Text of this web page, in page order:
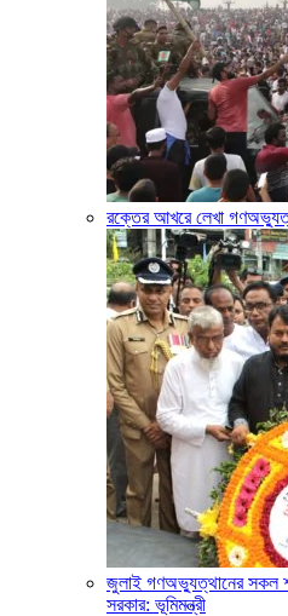
রক্তের আখরে লেখা
জুলাই গণঅভ্যুত্থানের সকল
সরকার: ভূমিমন্ত্রী